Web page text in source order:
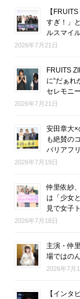
【
すぎ！」
ルスマイ
2026年7月21日
FRUITS
に“だぁれ
セレモニー
2026年7月21日
安田章大×
も絶賛の
バリアフ
2026年7月19日
仲里依紗
は「少女
見で女子
2026年7月18日
主演・仲
場ではの
2026年7月
【インタ